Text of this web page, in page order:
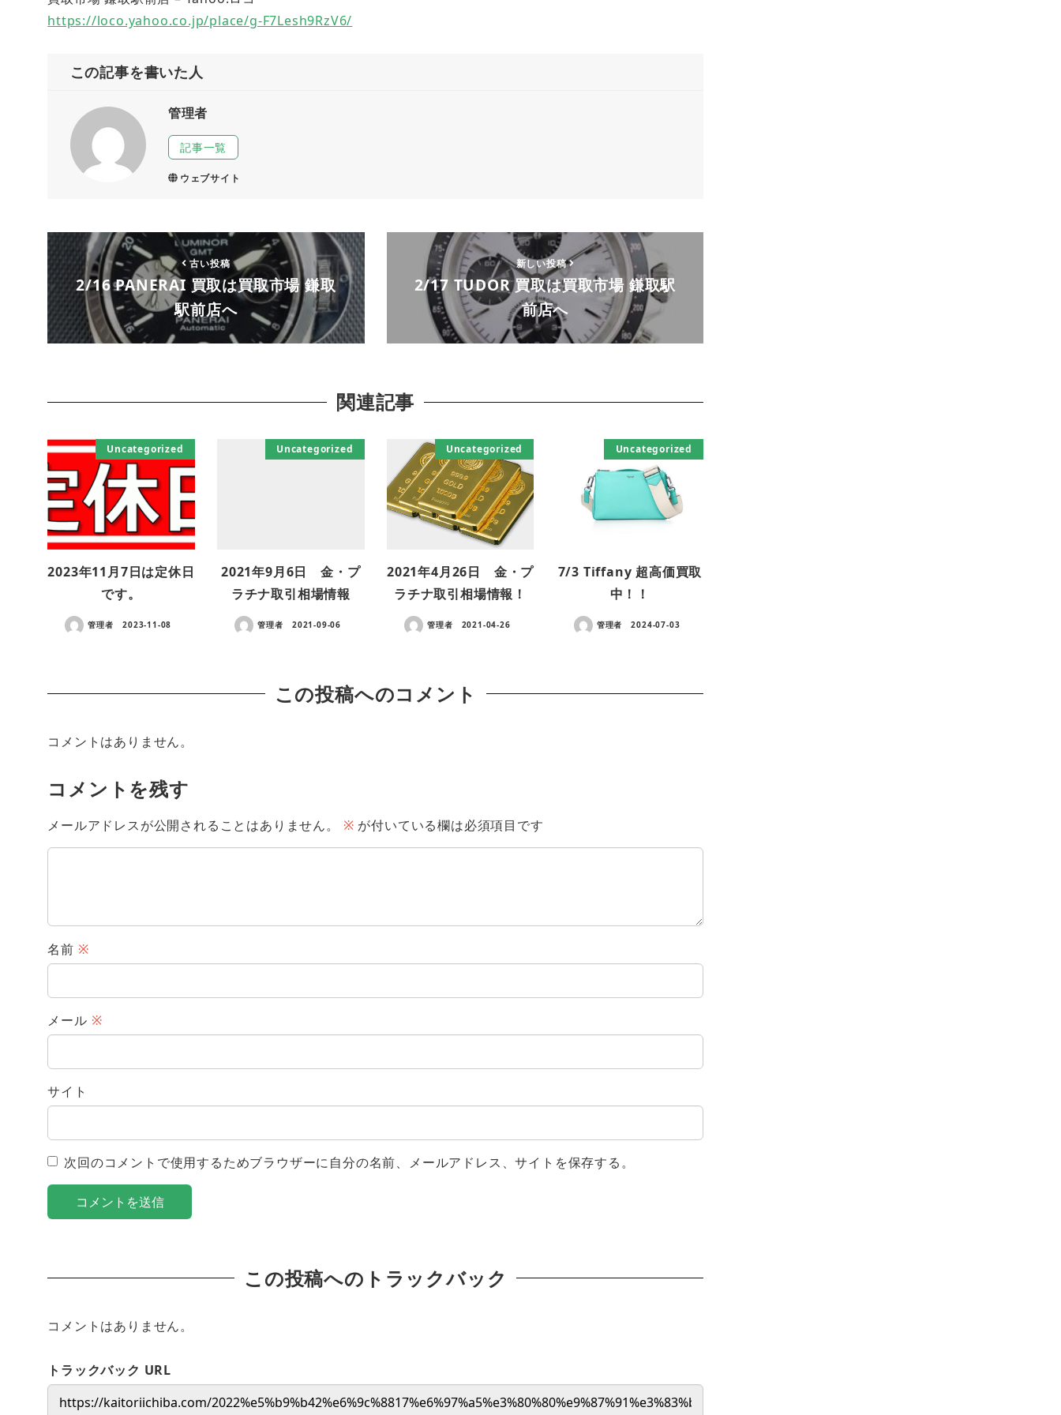
https://loco.yahoo.co.jp/place/g-F7Lesh9RzV6/
この記事を書いた人
管理者
記事一覧
ウェブサイト
古い投稿
2/16 PANERAI 買取は買取市場 鎌取
駅前店へ
新しい投稿
2/17 TUDOR 買取は買取市場 鎌取駅
前店へ
関連記事
Uncategorized
2023年11月7日は定休日
です。
管理者 2023-11-08
Uncategorized
2021年9月6日 金・プ
ラチナ取引相場情報
管理者 2021-09-06
Uncategorized
2021年4月26日 金・プ
ラチナ取引相場情報！
管理者 2021-04-26
Uncategorized
7/3 Tiffany 超高価買取
中！！
管理者 2024-07-03
この投稿へのコメント
コメントはありません。
コメントを残す
メールアドレスが公開されることはありません。 ※ が付いている欄は必須項目です
名前 ※
メール ※
サイト
次回のコメントで使用するためブラウザーに自分の名前、メールアドレス、サイトを保存する。
この投稿へのトラックバック
コメントはありません。
トラックバック URL